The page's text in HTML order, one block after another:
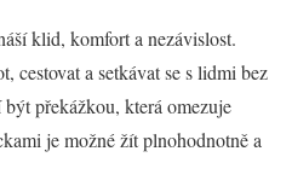
klid, komfort a nezávislost.
cestovat a setkávat se s lidmi bez
překážkou, která omezuje
je možné žít plnohodnotně a